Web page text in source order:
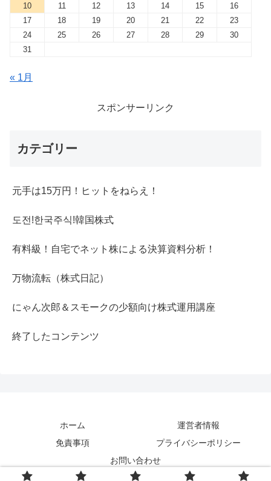
10
11 12 13 14 15
16
17
18 19 20 21 22
23
24
25 26 27 28 29
30
31
« 1月
スポンサーリンク
カテゴリー
元手は15万円！ヒットをねらえ！
도전!한국주식!韓国株式
有料級！自宅でネット株による決算資料分析！
万物流転（株式日記）
にゃん次郎＆スモークの少額向け株式運用講座
終了したコンテンツ
ホーム
運営者情報
免責事項
プライバシーポリシー
お問い合わせ